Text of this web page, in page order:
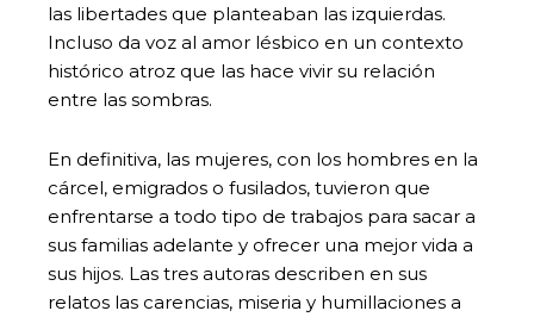
las libertades que planteaban las izquierdas.
Incluso da voz al amor lésbico en un contexto
histórico atroz que las hace vivir su relación
entre las sombras.
En definitiva, las mujeres, con los hombres en la
cárcel, emigrados o fusilados, tuvieron que
enfrentarse a todo tipo de trabajos para sacar a
sus familias adelante y ofrecer una mejor vida a
sus hijos. Las tres autoras describen en sus
relatos las carencias, miseria y humillaciones a